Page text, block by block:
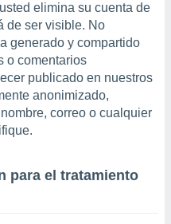
elimina su cuenta de
de ser visible. No
generado y compartido
o comentarios
publicado en nuestros
anonimizado,
correo o cualquier
para el tratamiento